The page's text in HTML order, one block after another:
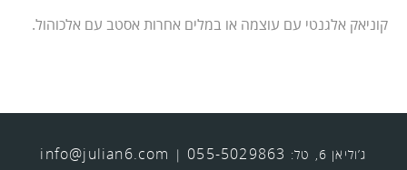
קוניאק אלגנטי עם עוצמה או במלים אחרות אסטב עם אלכוהול.
ג’וליאן 6, טל: 055-5029863
|
info@julian6.com